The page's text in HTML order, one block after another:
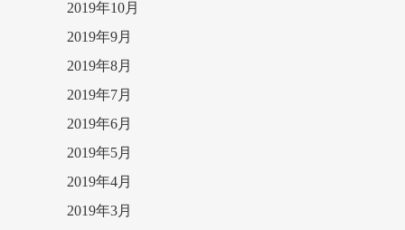
2019年10月
2019年9月
2019年8月
2019年7月
2019年6月
2019年5月
2019年4月
2019年3月